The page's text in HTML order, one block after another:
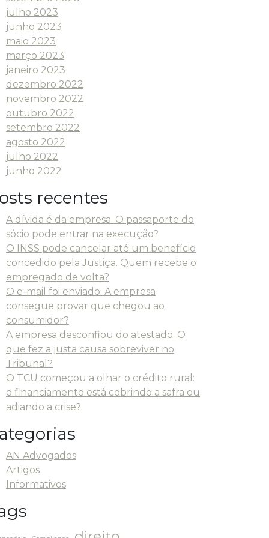
julho 2023
junho 2023
maio 2023
março 2023
janeiro 2023
dezembro 2022
novembro 2022
outubro 2022
setembro 2022
agosto 2022
julho 2022
junho 2022
recentes
A dívida é da empresa. O passaporte do
sócio pode entrar na execução?
O INSS pode cancelar até um benefício
concedido pela Justiça. Quem recebe o
empregado de volta?
O e-mail foi enviado. A empresa
consegue provar que chegou ao
consumidor?
A empresa desconfiou do atestado. O
que fez a justa causa sobreviver no
Tribunal?
O TCU começou a olhar o crédito rural:
o financiamento está cobrindo a safra ou
adiando a crise?
AN Advogados
Artigos
Informativos